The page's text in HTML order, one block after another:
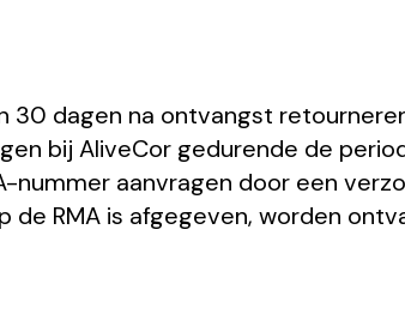
30 dagen na ontvangst
bij AliveCor gedurende de
aanvragen door een
RMA is afgegeven, worden